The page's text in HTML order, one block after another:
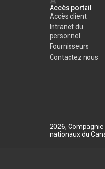
Accès portail
Accès client
Intranet du
personnel
Fournisseurs
Contactez nous
2026,
nationaux du